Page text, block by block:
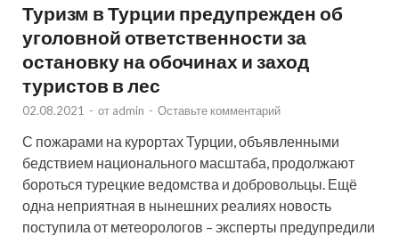
Туризм в Турции предупрежден об
уголовной ответственности за
остановку на обочинах и заход
туристов в лес
02.08.2021 - от admin - Оставьте комментарий
С пожарами на курортах Турции, объявленными
бедствием национального масштаба, продолжают
бороться турецкие ведомства и добровольцы. Ещё
одна неприятная в нынешних реалиях новость
поступила от метеорологов – эксперты предупредили